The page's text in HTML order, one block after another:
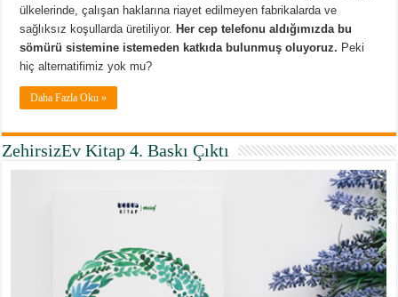
ülkelerinde, çalışan haklarına riayet edilmeyen fabrikalarda ve
sağlıksız koşullarda üretiliyor. Her cep telefonu aldığımızda bu
sömürü sistemine istemeden katkıda bulunmuş oluyoruz. Peki
hiç alternatifimiz yok mu?
Daha Fazla Oku »
ZehirsizEv Kitap 4. Baskı Çıktı